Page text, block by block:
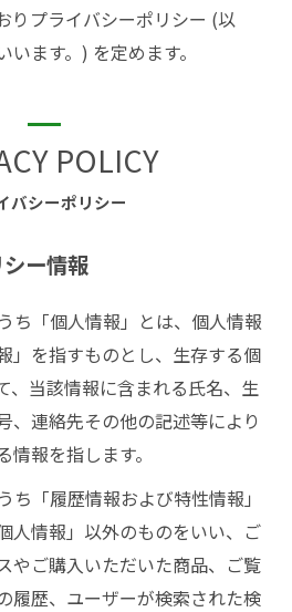
りプライバシーポリシー (以
ます。) を定めます。
バシーポリシー
POLICY
ー情報
ち「個人情報」とは、個人情報
」を指すものとし、生存する個
、当該情報に含まれる氏名、生
、連絡先その他の記述等により
報を指します。
ち「履歴情報および特性情報」
人情報」以外のものをいい、ご
やご購入いただいた商品、ご覧
履歴、ユーザーが検索された検